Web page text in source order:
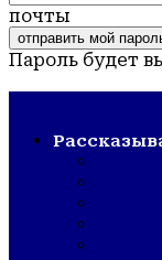
почты
Пароль будет